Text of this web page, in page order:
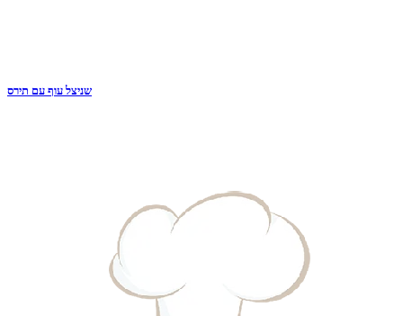
שניצל עוף עם תירס